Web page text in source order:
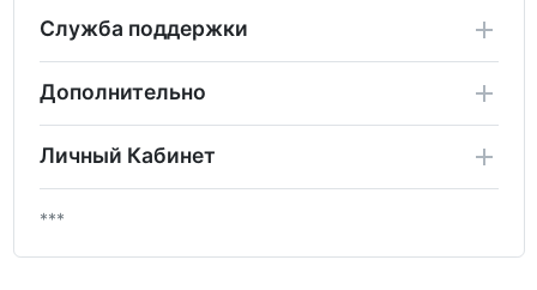
Служба поддержки
Дополнительно
Личный Кабинет
***